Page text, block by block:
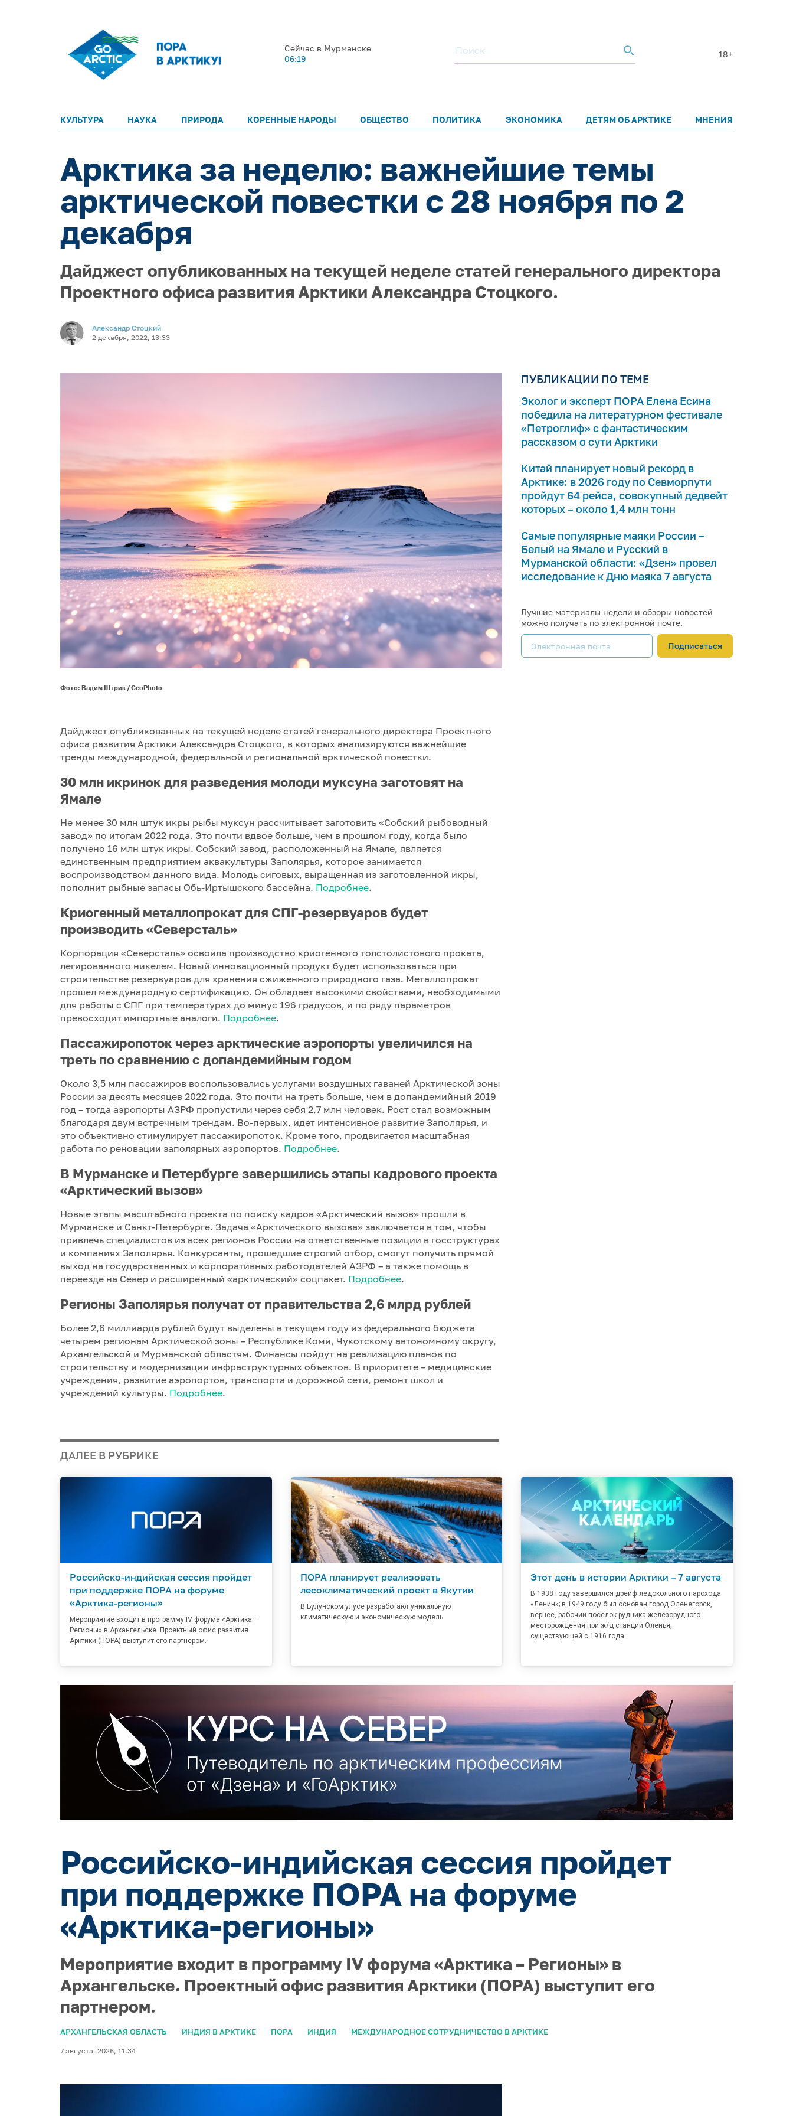
Сейчас в Мурманске
06:19
18+
КУЛЬТУРА НАУКА ПРИРОДА КОРЕННЫЕ НАРОДЫ ОБЩЕСТВО ПОЛИТИКА ЭКОНОМИКА ДЕТЯМ ОБ АРКТИКЕ МНЕНИЯ
Арктика за неделю: важнейшие темы
арктической повестки с 28 ноября по 2
декабря
Дайджест опубликованных на текущей неделе статей генерального директора
Проектного офиса развития Арктики Александра Стоцкого.
Александр Стоцкий
2 декабря, 2022, 13:33
Фото: Вадим Штрик / GeoPhoto
Дайджест опубликованных на текущей неделе статей генерального директора Проектного
офиса развития Арктики Александра Стоцкого, в которых анализируются важнейшие
тренды международной, федеральной и региональной арктической повестки.
30 млн икринок для разведения молоди муксуна заготовят на
Ямале
Не менее 30 млн штук икры рыбы муксун рассчитывает заготовить «Собский рыбоводный
завод» по итогам 2022 года. Это почти вдвое больше, чем в прошлом году, когда было
получено 16 млн штук икры. Собский завод, расположенный на Ямале, является
единственным предприятием аквакультуры Заполярья, которое занимается
воспроизводством данного вида. Молодь сиговых, выращенная из заготовленной икры,
пополнит рыбные запасы Обь-Иртышского бассейна. Подробнее.
Криогенный металлопрокат для СПГ-резервуаров будет
производить «Северсталь»
Корпорация «Северсталь» освоила производство криогенного толстолистового проката,
легированного никелем. Новый инновационный продукт будет использоваться при
строительстве резервуаров для хранения сжиженного природного газа. Металлопрокат
прошел международную сертификацию. Он обладает высокими свойствами, необходимыми
для работы с СПГ при температурах до минус 196 градусов, и по ряду параметров
превосходит импортные аналоги. Подробнее.
Пассажиропоток через арктические аэропорты увеличился на
треть по сравнению с допандемийным годом
Около 3,5 млн пассажиров воспользовались услугами воздушных гаваней Арктической зоны
России за десять месяцев 2022 года. Это почти на треть больше, чем в допандемийный 2019
год – тогда аэропорты АЗРФ пропустили через себя 2,7 млн человек. Рост стал возможным
благодаря двум встречным трендам. Во-первых, идет интенсивное развитие Заполярья, и
это объективно стимулирует пассажиропоток. Кроме того, продвигается масштабная
работа по реновации заполярных аэропортов. Подробнее.
В Мурманске и Петербурге завершились этапы кадрового проекта
«Арктический вызов»
Новые этапы масштабного проекта по поиску кадров «Арктический вызов» прошли в
Мурманске и Санкт-Петербурге. Задача «Арктического вызова» заключается в том, чтобы
привлечь специалистов из всех регионов России на ответственные позиции в госструктурах
и компаниях Заполярья. Конкурсанты, прошедшие строгий отбор, смогут получить прямой
выход на государственных и корпоративных работодателей АЗРФ – а также помощь в
переезде на Север и расширенный «арктический» соцпакет. Подробнее.
Регионы Заполярья получат от правительства 2,6 млрд рублей
Более 2,6 миллиарда рублей будут выделены в текущем году из федерального бюджета
четырем регионам Арктической зоны – Республике Коми, Чукотскому автономному округу,
Архангельской и Мурманской областям. Финансы пойдут на реализацию планов по
строительству и модернизации инфраструктурных объектов. В приоритете – медицинские
учреждения, развитие аэропортов, транспорта и дорожной сети, ремонт школ и
учреждений культуры. Подробнее.
ПУБЛИКАЦИИ ПО ТЕМЕ
Эколог и эксперт ПОРА Елена Есина
победила на литературном фестивале
«Петроглиф» с фантастическим
рассказом о сути Арктики
Китай планирует новый рекорд в
Арктике: в 2026 году по Севморпути
пройдут 64 рейса, совокупный дедвейт
которых – около 1,4 млн тонн
Самые популярные маяки России –
Белый на Ямале и Русский в
Мурманской области: «Дзен» провел
исследование к Дню маяка 7 августа
Лучшие материалы недели и обзоры новостей
можно получать по электронной почте.
Подписаться
ДАЛЕЕ В РУБРИКЕ
Российско-индийская сессия пройдет
при поддержке ПОРА на форуме
«Арктика-регионы»
Мероприятие входит в программу IV форума «Арктика –
Регионы» в Архангельске. Проектный офис развития
Арктики (ПОРА) выступит его партнером.
ПОРА планирует реализовать
лесоклиматический проект в Якутии
В Булунском улусе разработают уникальную
климатическую и экономическую модель
Этот день в истории Арктики – 7 августа
В 1938 году завершился дрейф ледокольного парохода
«Ленин»; в 1949 году был основан город Оленегорск,
вернее, рабочий поселок рудника железорудного
месторождения при ж/д станции Оленья,
существующей с 1916 года
Российско-индийская сессия пройдет
при поддержке ПОРА на форуме
«Арктика-регионы»
Мероприятие входит в программу IV форума «Арктика – Регионы» в
Архангельске. Проектный офис развития Арктики (ПОРА) выступит его
партнером.
АРХАНГЕЛЬСКАЯ ОБЛАСТЬ ИНДИЯ В АРКТИКЕ ПОРА ИНДИЯ МЕЖДУНАРОДНОЕ СОТРУДНИЧЕСТВО В АРКТИКЕ
7 августа, 2026, 11:34